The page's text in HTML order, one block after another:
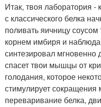
Итак, твоя лаборатория
с классического белка
поливать яичницу
корнем имбиря и
синтезировал мгновенно
спасет твои мышцы от
голодания, которое
стимулирует
переваривание белка,